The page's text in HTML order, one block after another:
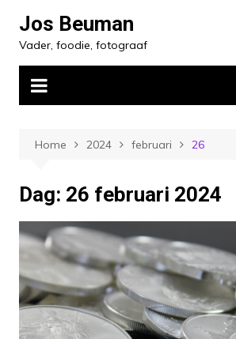
naar
inhoud
Jos Beuman
Vader, foodie, fotograaf
Home 2024 februari 26
Dag: 26 februari 2024